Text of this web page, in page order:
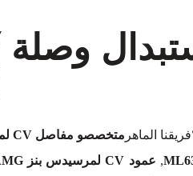
الماهر متخصصو مفاصل CV لمرسيدس-بنز ML63 AMG
, عمود CV لمرسيدس بنز ML63 AMG